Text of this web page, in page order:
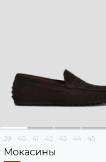
39 40 41 42 43 44 45
Мокасины